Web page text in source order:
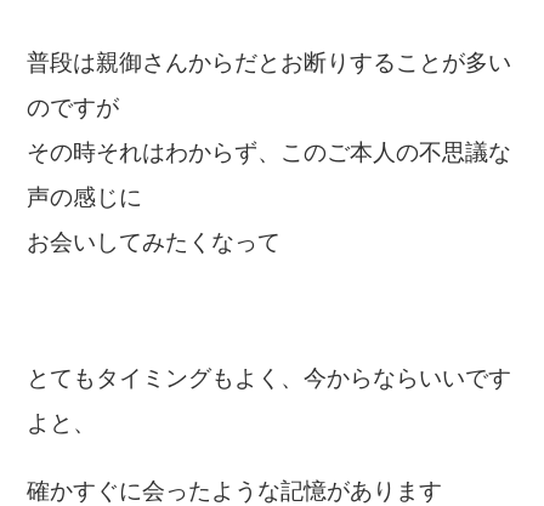
普段は親御さんからだとお断りすることが多い
のですが
その時それはわからず、このご本人の不思議な
声の感じに
お会いしてみたくなって
とてもタイミングもよく、今からならいいです
よと、
確かすぐに会ったような記憶があります